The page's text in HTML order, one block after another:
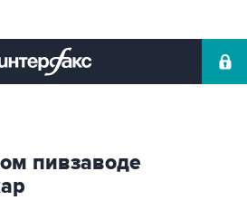
пивзаводе